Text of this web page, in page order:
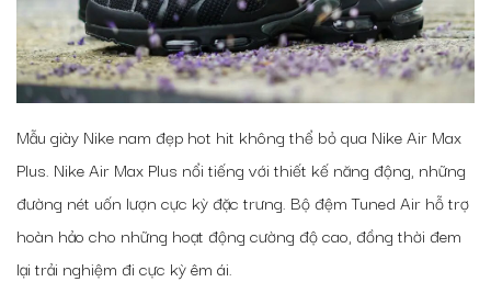
Mẫu giày Nike nam đẹp hot hit không thể bỏ qua Nike Air Max
Plus. Nike Air Max Plus nổi tiếng với thiết kế năng động, những
đường nét uốn lượn cực kỳ đặc trưng. Bộ đệm Tuned Air hỗ trợ
hoàn hảo cho những hoạt động cường độ cao, đồng thời đem
lại trải nghiệm đi cực kỳ êm ái.